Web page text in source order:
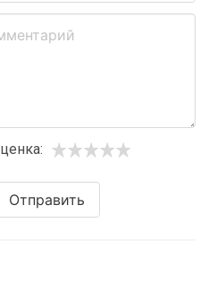
Отправить